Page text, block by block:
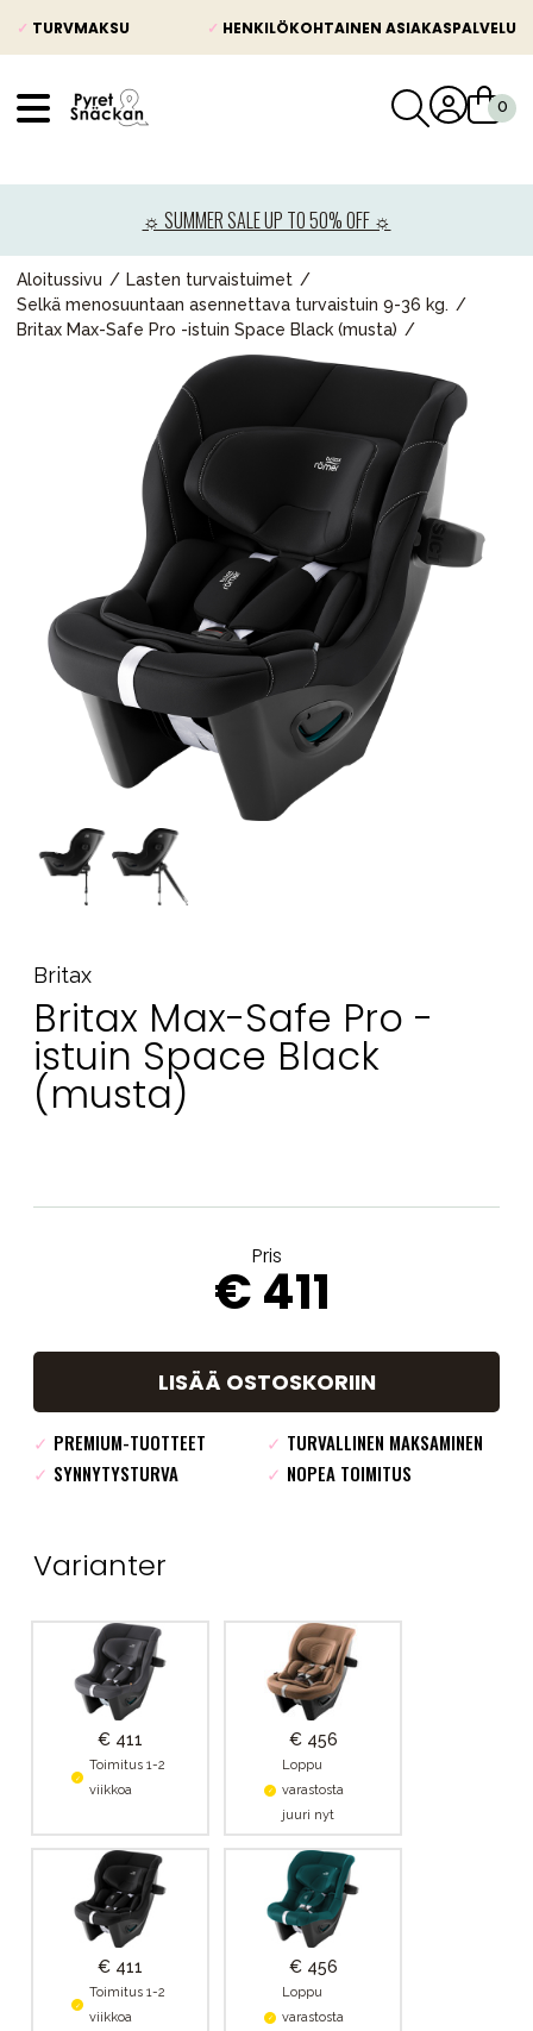
✓ TURVMAKSU ✓ HENKILÖKOHTAINEN ASIAKASPALVELU
☼ SUMMER SALE UP TO 50% OFF ☼
Aloitussivu
Lasten turvaistuimet
Selkä menosuuntaan asennettava turvaistuin 9-36 kg.
Britax Max-Safe Pro -istuin Space Black (musta)
Britax
Britax Max-Safe Pro -
istuin Space Black
(musta)
Pris
€ 411
LISÄÄ OSTOSKORIIN
✓ PREMIUM-TUOTTEET ✓ TURVALLINEN MAKSAMINEN
✓ SYNNYTYSTURVA ✓ NOPEA TOIMITUS
Varianter
€ 411
Toimitus 1-2
viikkoa
€ 456
Loppu
varastosta
juuri nyt
€ 411
Toimitus 1-2
viikkoa
€ 456
Loppu
varastosta
Lastenvaunut
Lasten turvaistuimet
Vauvan paketti
Lapsi & vauva
Lelut ja pelit
Äiti & Isä
Huonekalut & vuodevaatteet
Tarvikkeet
Varaosat
Kampanjat
Lahjavinkkejä
Suosikit
Tavaramerkit
Aurinko ja uinti